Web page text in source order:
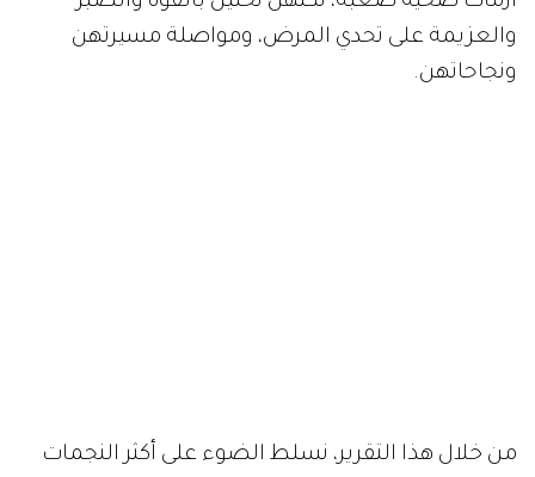
والعزيمة على تحدي المرض، ومواصلة مسيرتهن
ونجاحاتهن.
من خلال هذا التقرير، نسلط الضوء على أكثر النجمات